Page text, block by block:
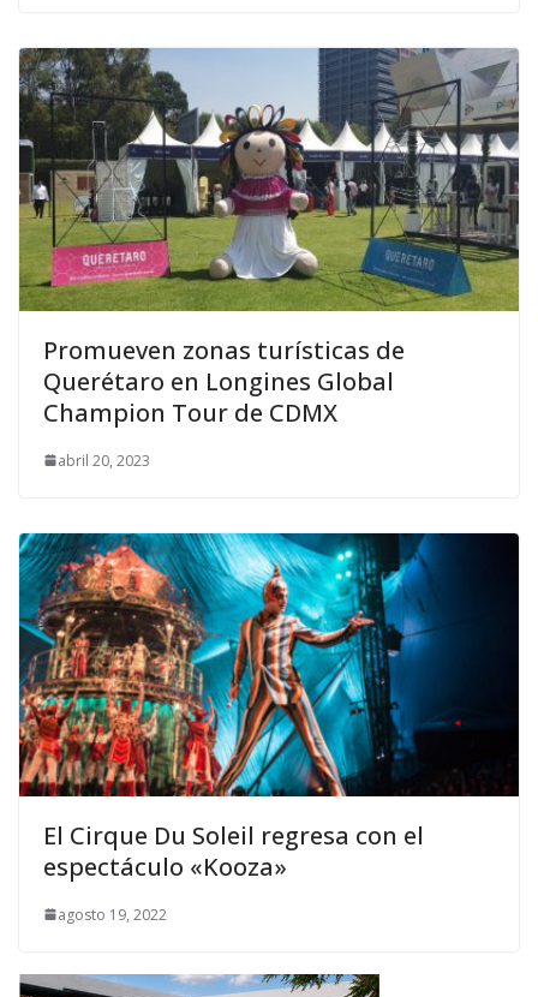
Promueven zonas turísticas de
Querétaro en Longines Global
Champion Tour de CDMX
abril 20, 2023
El Cirque Du Soleil regresa con el
espectáculo «Kooza»
agosto 19, 2022